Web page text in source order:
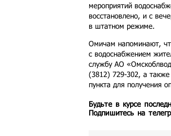
мероприятий
восстановлено, и с
в штатном режиме.
Омичам напоминают,
с водоснабжением
службу АО
(3812) 729-302, а
пункта для получения
Будьте в курсе
Подпишитесь на